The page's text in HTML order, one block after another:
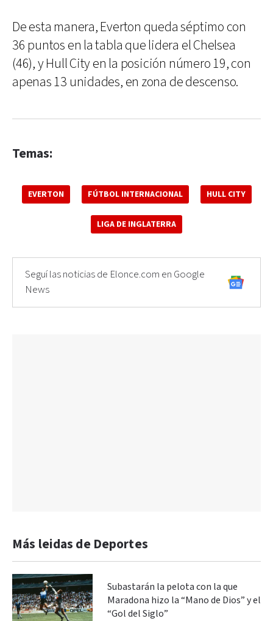
De esta manera, Everton queda séptimo con
36 puntos en la tabla que lidera el Chelsea
(46), y Hull City en la posición número 19, con
apenas 13 unidades, en zona de descenso.
Temas:
EVERTON FÚTBOL INTERNACIONAL HULL CITY
LIGA DE INGLATERRA
Seguí las noticias de Elonce.com en Google
News
Más leidas de Deportes
Subastarán la pelota con la que
Maradona hizo la “Mano de Dios” y el
“Gol del Siglo”